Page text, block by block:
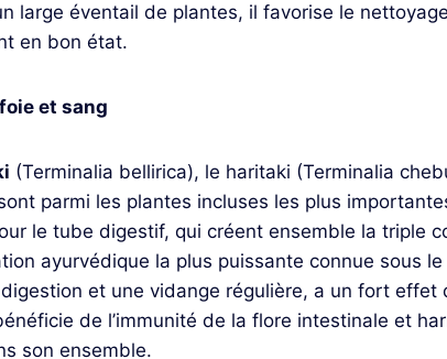
large éventail de plantes, il favorise le
en bon état.
et sang
(Terminalia bellirica), le haritaki (Terminalia
parmi les plantes incluses les plus
le tube digestif, qui créent ensemble la triple
ayurvédique la plus puissante connue sous
et une vidange régulière, a un fort effet
de l’immunité de la flore intestinale et
son ensemble.